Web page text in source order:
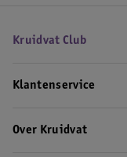
Kruidvat Club
Klantenservice
Over Kruidvat